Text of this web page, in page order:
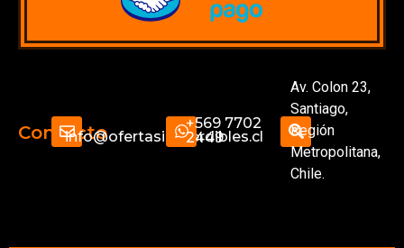
Contactoinfo@ofertasimperdibles.cl
+569 7702
2449
Av. Colon 23,
Santiago,
Región
Metropolitana,
Chile.